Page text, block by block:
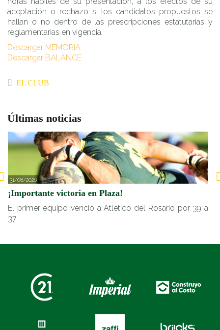
aceptación o rechazo si los candidatos propuestos se
hallan o no dentro de las prescripciones estatutarias y
reglamentarias en vigencia.
Descargar MEMORIA
Descargar BALANCE
EL CLUB
Últimas noticias
31/08/2026
¡Importante victoria en Plaza!
El primer equipo venció a Atlético del Rosario por 39 a
37